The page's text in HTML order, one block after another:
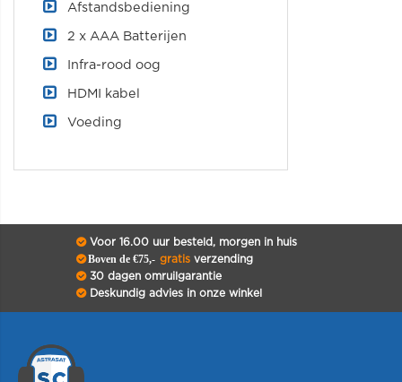
Afstandsbediening
2 x AAA Batterijen
Infra-rood oog
HDMI kabel
Voeding
Voor 16.00 uur besteld, morgen in huis
Boven de €75,- gratisverzending
30 dagen omruilgarantie
Deskundig advies in onze winkel